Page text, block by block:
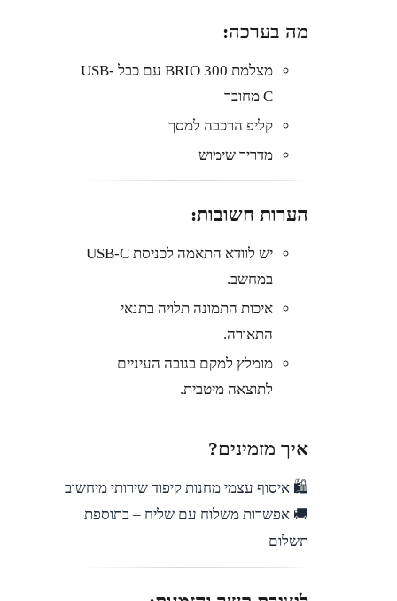
מה בערכה:
מצלמת BRIO 300 עם כבל USB-
C מחובר
קליפ הרכבה למסך
מדריך שימוש
הערות חשובות:
יש לוודא התאמה לכניסת USB-C
במחשב.
איכות התמונה תלויה בתנאי
התאורה.
מומלץ למקם בגובה העיניים
לתוצאה מיטבית.
איך מזמינים?
🛍️ איסוף עצמי מחנות קיפוד שירותי מיחשוב
🚚 אפשרות משלוח עם שליח – בתוספת
תשלום